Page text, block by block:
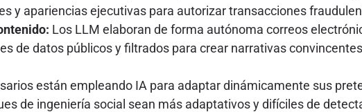
y apariencias ejecutivas para autorizar transacciones
Los LLM elaboran de forma autónoma correos
de datos públicos y filtrados para crear narrativas
están empleando IA para adaptar dinámicamente sus
de ingeniería social sean más adaptativos y difíciles de